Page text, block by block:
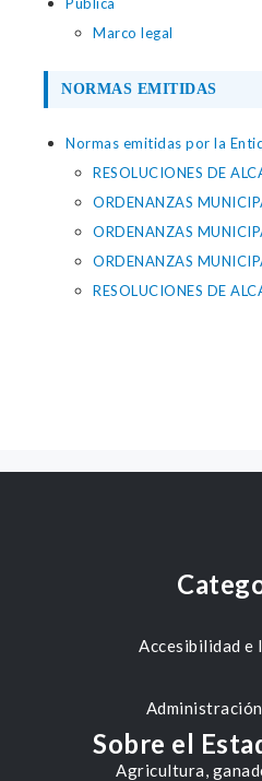
Marco legal
NORMAS EMITIDAS
Normas emitidas por la
RESOLUCIONES DE
ORDENANZAS
ORDENANZAS
ORDENANZAS
RESOLUCIONES DE
Accesibilidad e
Agricultura,
Sobre el